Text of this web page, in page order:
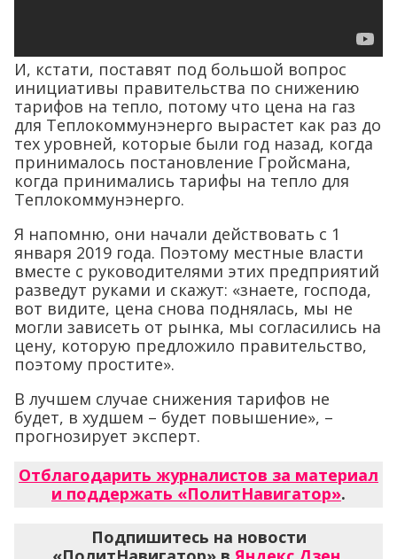
И, кстати, поставят под большой вопрос
инициативы правительства по снижению
тарифов на тепло, потому что цена на газ
для Теплокоммунэнерго вырастет как раз до
тех уровней, которые были год назад, когда
принималось постановление Гройсмана,
когда принимались тарифы на тепло для
Теплокоммунэнерго.
Я напомню, они начали действовать с 1
января 2019 года. Поэтому местные власти
вместе с руководителями этих предприятий
разведут руками и скажут: «знаете, господа,
вот видите, цена снова поднялась, мы не
могли зависеть от рынка, мы согласились на
цену, которую предложило правительство,
поэтому простите».
В лучшем случае снижения тарифов не
будет, в худшем – будет повышение», –
прогнозирует эксперт.
Отблагодарить журналистов за материал
и поддержать «ПолитНавигатор».
Подпишитесь на новости